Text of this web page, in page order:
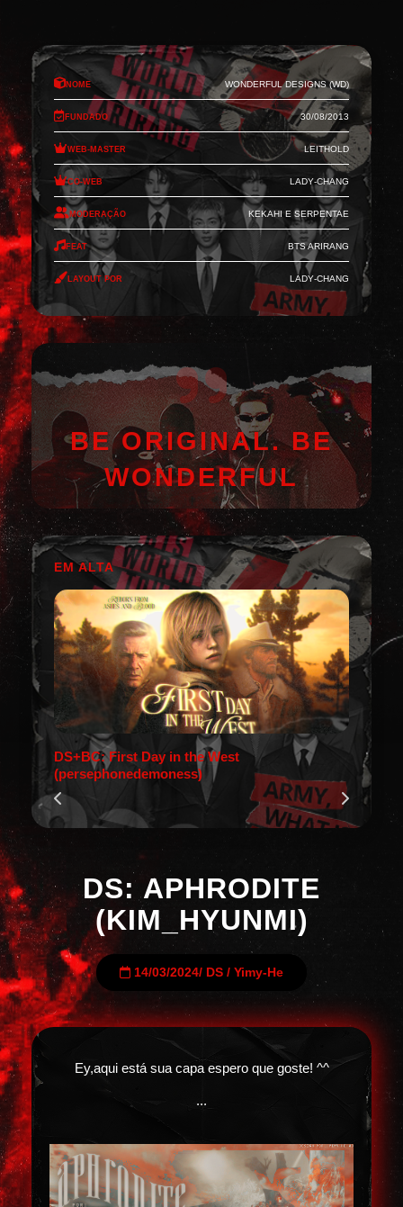
Nome Wonderful Designs (WD)
Fundado 30/08/2013
Web-Master Leithold
Co-Web Lady-Chang
Moderação Kekahi e Serpentae
Feat BTS Arirang
Layout por Lady-Chang
BE ORIGINAL. BE
WONDERFUL
EM ALTA
DS+BC: First Day in the West
(persephonedemoness)
DS: APHRODITE
(KIM_HYUNMI)
14/03/2024/ DS / Yimy-He
Ey,aqui está sua capa espero que goste! ^^
...